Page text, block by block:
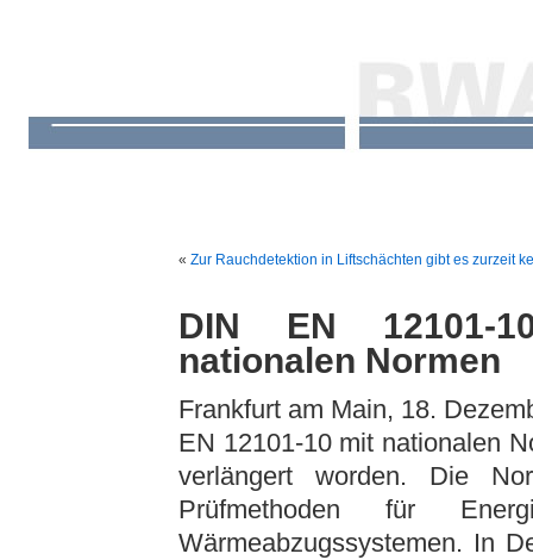
« Zur Rauchdetektion in Liftschächten gibt es zurzeit
DIN EN 12101-
nationalen Normen
Frankfurt am Main, 18.
EN 12101-10 mit nationalen
verlängert worden. Die
Prüfmethoden für
Wärmeabzugssystemen. In